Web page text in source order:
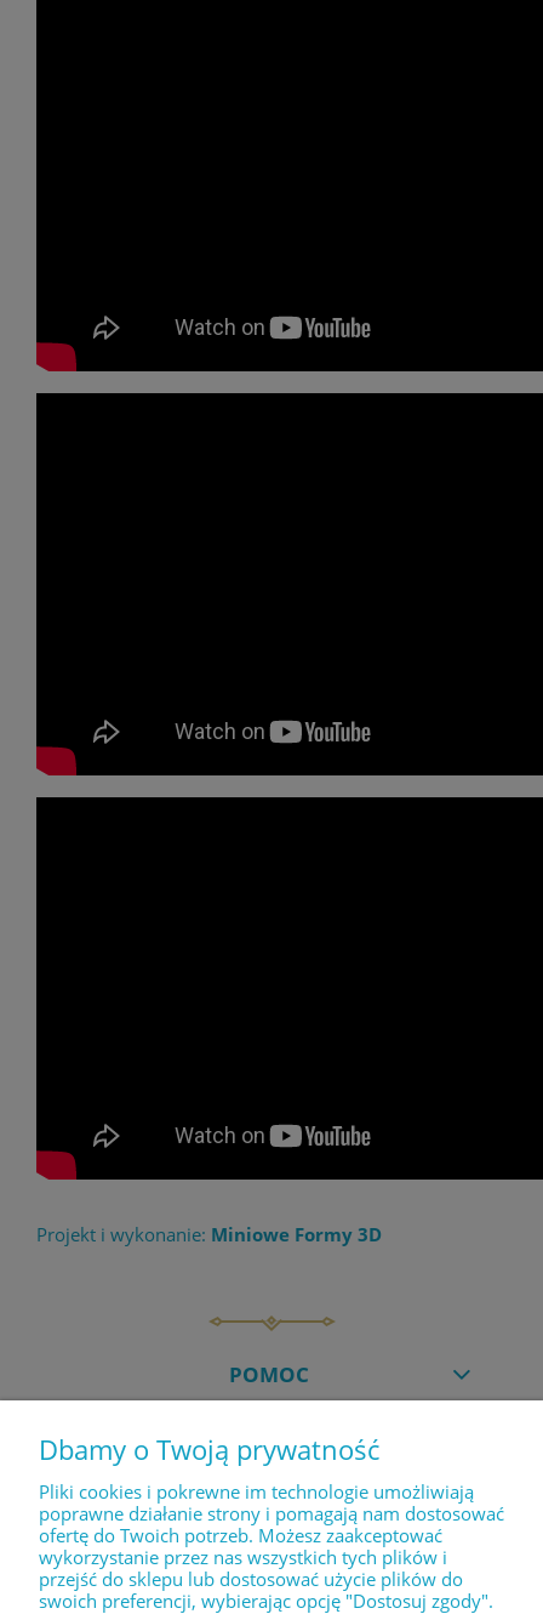
Projekt i wykonanie: Miniowe Formy 3D
POMOC
MOJE KONTO
PŁATNOŚCI I DOSTAWA
Dbamy o Twoją prywatność
Pliki cookies i pokrewne im technologie umożliwiają
poprawne działanie strony i pomagają nam dostosować
ofertę do Twoich potrzeb. Możesz zaakceptować
wykorzystanie przez nas wszystkich tych plików i
przejść do sklepu lub dostosować użycie plików do
swoich preferencji, wybierając opcję "Dostosuj zgody".